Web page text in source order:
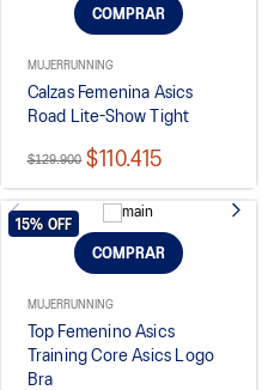
COMPRAR
MUJERRUNNING
Calzas Femenina Asics
Road Lite-Show Tight
$129.900 $110.415
COMPRAR
MUJERRUNNING
Top Femenino Asics
Training Core Asics Logo
Bra
15% OFF